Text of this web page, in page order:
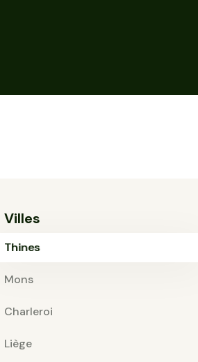
Villes
Thines
Mons
Charleroi
Liège